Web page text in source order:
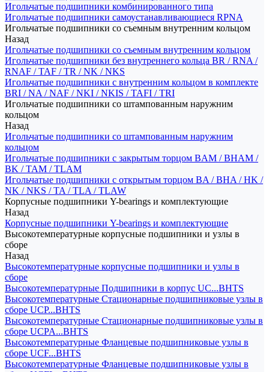
Игольчатые подшипники комбинированного типа
Игольчатые подшипники самоустанавливающиеся RPNA
Игольчатые подшипники со съемным внутренним кольцом
Назад
Игольчатые подшипники со съемным внутренним кольцом
Игольчатые подшипники без внутреннего кольца BR / RNA /
RNAF / TAF / TR / NK / NKS
Игольчатые подшипники с внутренним кольцом в комплекте
BRI / NA / NAF / NKI / NKIS / TAFI / TRI
Игольчатые подшипники со штампованным наружним
кольцом
Назад
Игольчатые подшипники со штампованным наружним
кольцом
Игольчатые подшипники с закрытым торцом BAM / BHAM /
BK / TAM / TLAM
Игольчатые подшипники с открытым торцом BA / BHA / HK /
NK / NKS / TA / TLA / TLAW
Корпусные подшипники Y-bearings и комплектующие
Назад
Корпусные подшипники Y-bearings и комплектующие
Высокотемпературные корпусные подшипники и узлы в
сборе
Назад
Высокотемпературные корпусные подшипники и узлы в
сборе
Высокотемпературные Подшипники в корпус UC...BHTS
Высокотемпературные Стационарные подшипниковые узлы в
сборе UCP...BHTS
Высокотемпературные Стационарные подшипниковые узлы в
сборе UCPA...BHTS
Высокотемпературные Фланцевые подшипниковые узлы в
сборе UCF...BHTS
Высокотемпературные Фланцевые подшипниковые узлы в